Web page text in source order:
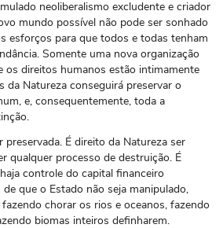
neoliberalismo excludente e criador
mundo possível não pode ser sonhado
esforços para que todos e todas tenham
Somente uma nova organização
os direitos humanos estão intimamente
da Natureza conseguirá preservar o
e, consequentemente, toda a
preservada. É direito da Natureza ser
qualquer processo de destruição. É
controle do capital financeiro
que o Estado não seja manipulado,
chorar os rios e oceanos, fazendo
biomas inteiros definharem.